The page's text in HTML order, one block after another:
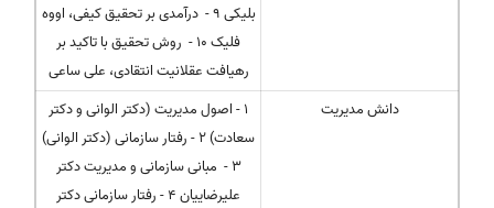
بلیکی 9 - درآمدی بر تحقیق کیفی، اووه
فلیک 10 - روش تحقیق با تاکید بر
رهیافت عقلانیت انتقادی، علی ساعی
دانش مدیریت
1 - اصول مدیریت (دکتر الوانی و دکتر
سعادت) 2 - رفتار سازمانی (دکتر الوانی)
3 - مبانی سازمانی و مدیریت دکتر
علیرضاییان 4 - رفتار سازمانی دکتر